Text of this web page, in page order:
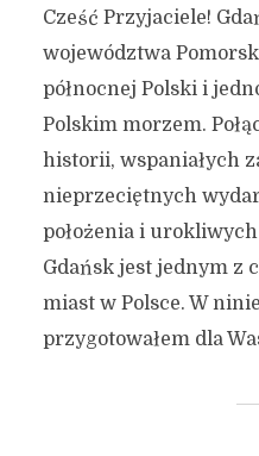
Cześć Przyjaciele!
województwa
północnej Polski i
Polskim morzem.
historii, wspaniałych
nieprzeciętnych
położenia i
Gdańsk jest jednym z
miast w Polsce. W
przygotowałem dla